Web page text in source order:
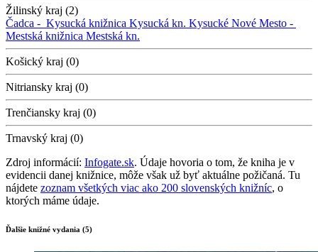
Žilinský kraj (2)
Čadca - Kysucká knižnica Kysucká kn. Kysucké Nové Mesto -
Mestská knižnica Mestská kn.
Košický kraj (0)
Nitriansky kraj (0)
Trenčiansky kraj (0)
Trnavský kraj (0)
Zdroj informácií: Infogate.sk. Údaje hovoria o tom, že kniha je v
evidencii danej knižnice, môže však už byť aktuálne požičaná. Tu
nájdete zoznam všetkých viac ako 200 slovenských knižníc, o
ktorých máme údaje.
Ďalšie knižné vydania (5)